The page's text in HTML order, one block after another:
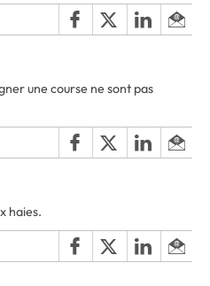
une course ne sont pas
haies.